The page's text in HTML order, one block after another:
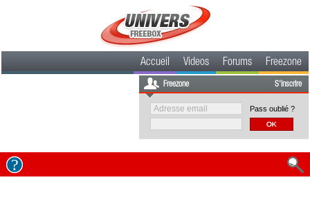
Accueil Videos Forums Freezone
Freezone S'inscrire
Pass oublié ?